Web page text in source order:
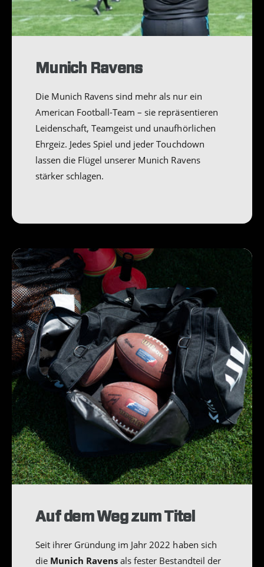
Munich Ravens
Die Munich Ravens sind mehr als nur ein
American Football-Team – sie repräsentieren
Leidenschaft, Teamgeist und unaufhörlichen
Ehrgeiz. Jedes Spiel und jeder Touchdown
lassen die Flügel unserer Munich Ravens
stärker schlagen.
Auf dem Weg zum Titel
Seit ihrer Gründung im Jahr 2022 haben sich
die Munich Ravens als fester Bestandteil der